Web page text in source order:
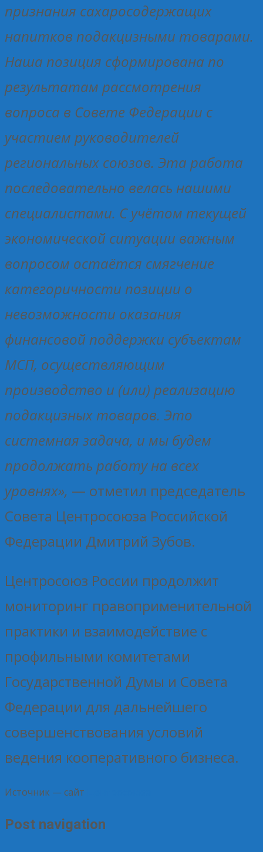
признания сахаросодержащих
напитков подакцизными товарами.
Наша позиция сформирована по
результатам рассмотрения
вопроса в Совете Федерации с
участием руководителей
региональных союзов. Эта работа
последовательно велась нашими
специалистами. С учётом текущей
экономической ситуации важным
вопросом остаётся смягчение
категоричности позиции о
невозможности оказания
финансовой поддержки субъектам
МСП, осуществляющим
производство и (или) реализацию
подакцизных товаров. Это
системная задача, и мы будем
продолжать работу на всех
уровнях», — отметил председатель
Совета Центросоюза Российской
Федерации Дмитрий Зубов.
Центросоюз России продолжит
мониторинг правоприменительной
практики и взаимодействие с
профильными комитетами
Государственной Думы и Совета
Федерации для дальнейшего
совершенствования условий
ведения кооперативного бизнеса.
Источник — сайт
Post navigation